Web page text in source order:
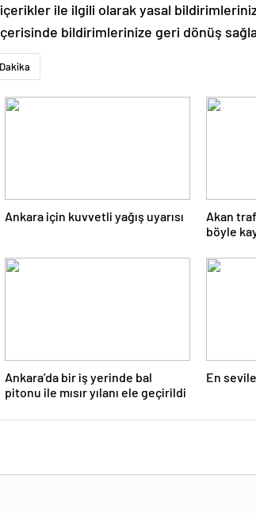
ile ilgili olarak yasal
bildirimlerinize geri dönüş
Ankara için kuvvetli yağış uyarısı
Akan
böyle
Ankara’da bir iş yerinde bal
pitonu ile mısır yılanı ele geçirildi
En